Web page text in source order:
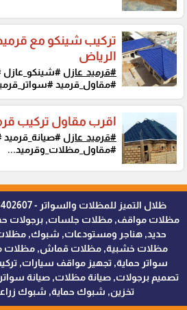
تركيب شينكو مع
الرياض
#قرميد_عازل #شينكو_عازل
#مقاول_قرميد
اقرب مقاول تركيب
#قرميد_عازل
#مقاول_مظلات_وقرميد...
مظلات مواقف, مظلات جلسات, برجولات
حديد, هناجر ومستودعات, شبوك,
مظلات خشبية, مظلات قماش, مظلات
سواتر حماية, تجهيز مواقف سيارات,
تصميم برجولات, صيانة مظلات, صيانة
تخزين, شبوك حماية, شبوك